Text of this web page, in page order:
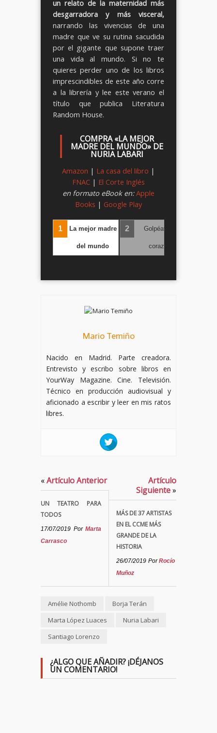
un relato de la maternidad más
desgarradora y más visceral,
narrando las vivencias de una
madre que ve su rutina sacudida
por el gigante que supone traer
una vida al mundo. Si no te
quieres perder uno de los libros
imprescindibles de este año corre
a la librería y lee este verano el
título que publica Literatura
Random House.
COMPRA «LA MEJOR
MADRE DEL MUNDO» DE
NURIA LABARI
Amazon | La casa del libro |
FNAC | El Corte Inglés
en formato eBook en: Apple
Books | Google Play
1 La mejor madre
del mundo
2 Golpéate el
corazón
Mario Temiño
Nacido en Madrid. Parte creadora.
Entrevisto y escribo sobre libros en
YourWay Magazine. Cine. Televisión.
Técnico en producción audiovisual y
aficionado a escribir y leer en mis ratos
libres.
«Artículo Anterior
UN TEATRO PARA
TODOS
17/07/2019 Por Marta
Carrasco
Artículo
Siguiente»
MÁS DE 37 ARTISTAS
EN EL CCME MÁS
GRANDE DE LA
HISTORIA
26/07/2019 PorRocío
Muñoz
Amélie Nothomb
Borja Terán
Marta López Luaces
Nuria Labari
Santiago Lorenzo
¿ALGO QUE AÑADIR? ¡DÉJANOS
UN COMENTARIO!